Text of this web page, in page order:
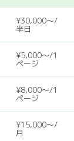
¥30,000〜/
半日
¥5,000〜/1
ページ
¥8,000〜/1
ページ
¥15,000〜/
月